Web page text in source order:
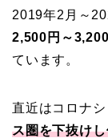
2019年2月～
2,500円～
ています。
直近はコロナ
ス圏を下抜け